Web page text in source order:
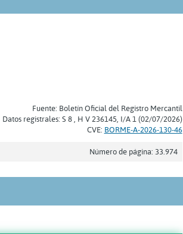
Fuente: Boletín Oficial del Registro Mercantil
Datos registrales: S 8 , H V 236145, I/A 1 (02/07/2026)
CVE: BORME-A-2026-130-46
Número de página: 33.974